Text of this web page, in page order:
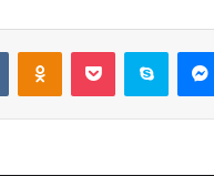
VKontakteOdnoklassniki
Pocket Skype